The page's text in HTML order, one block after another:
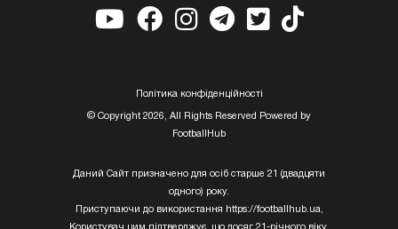
Полiтика конфiденцiйностi
© Copyright 2026, All Rights Reserved Powered by
FootballHub
Даний Сайт призначено для осіб старше 21 (двадцяти
одного) року.
Приступаючи до використання https://footballhub.ua,